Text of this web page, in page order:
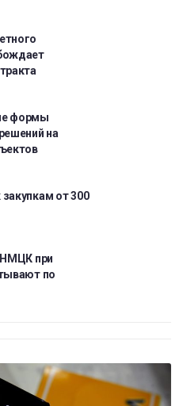
формы
на
от 300
НМЦК при
по